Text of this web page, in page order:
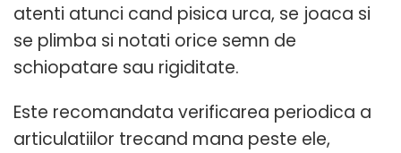
atenti atunci cand pisica urca, se joaca si
se plimba si notati orice semn de
schiopatare sau rigiditate.
Este recomandata verificarea periodica a
articulatiilor trecand mana peste ele,